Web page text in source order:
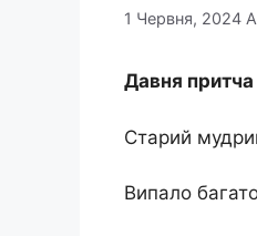
1 Червня, 2024
Давня притча
Старий
Випало